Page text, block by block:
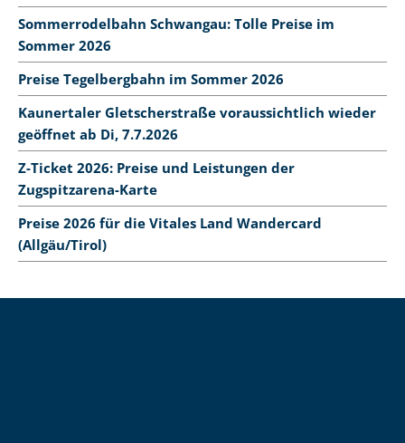
Sommerrodelbahn Schwangau: Tolle Preise im
Sommer 2026
Preise Tegelbergbahn im Sommer 2026
Kaunertaler Gletscherstraße voraussichtlich wieder
geöffnet ab Di, 7.7.2026
Z-Ticket 2026: Preise und Leistungen der
Zugspitzarena-Karte
Preise 2026 für die Vitales Land Wandercard
(Allgäu/Tirol)